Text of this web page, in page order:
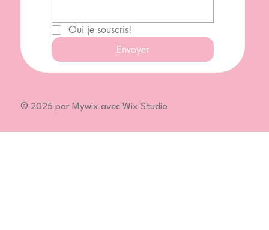
Oui je souscris!
Envoyer
© 2025 par Mywix avec Wix Studio